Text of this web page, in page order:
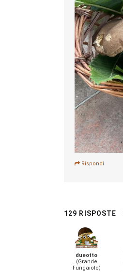
Rispondi
129 RISPOSTE
dueotto
(Grande
Fungaiolo)